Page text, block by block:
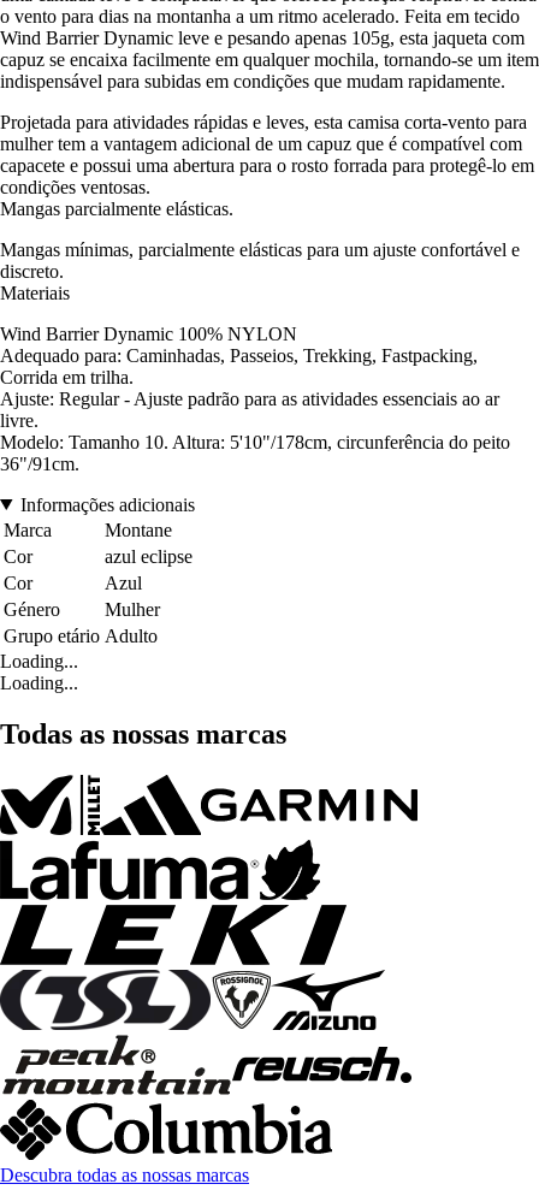
o vento para dias na montanha a um ritmo acelerado. Feita em tecido
Wind Barrier Dynamic leve e pesando apenas 105g, esta jaqueta com
capuz se encaixa facilmente em qualquer mochila, tornando-se um item
indispensável para subidas em condições que mudam rapidamente.
Projetada para atividades rápidas e leves, esta camisa corta-vento para
mulher tem a vantagem adicional de um capuz que é compatível com
capacete e possui uma abertura para o rosto forrada para protegê-lo em
condições ventosas.
Mangas parcialmente elásticas.
Mangas mínimas, parcialmente elásticas para um ajuste confortável e
discreto.
Materiais
Wind Barrier Dynamic 100% NYLON
Adequado para: Caminhadas, Passeios, Trekking, Fastpacking,
Corrida em trilha.
Ajuste: Regular - Ajuste padrão para as atividades essenciais ao ar
livre.
Modelo: Tamanho 10. Altura: 5'10"/178cm, circunferência do peito
36"/91cm.
Informações adicionais
Marca
Montane
Cor
azul eclipse
Cor
Azul
Género
Mulher
Grupo etário Adulto
Loading...
Loading...
Todas as nossas marcas
Descubra todas as nossas marcas